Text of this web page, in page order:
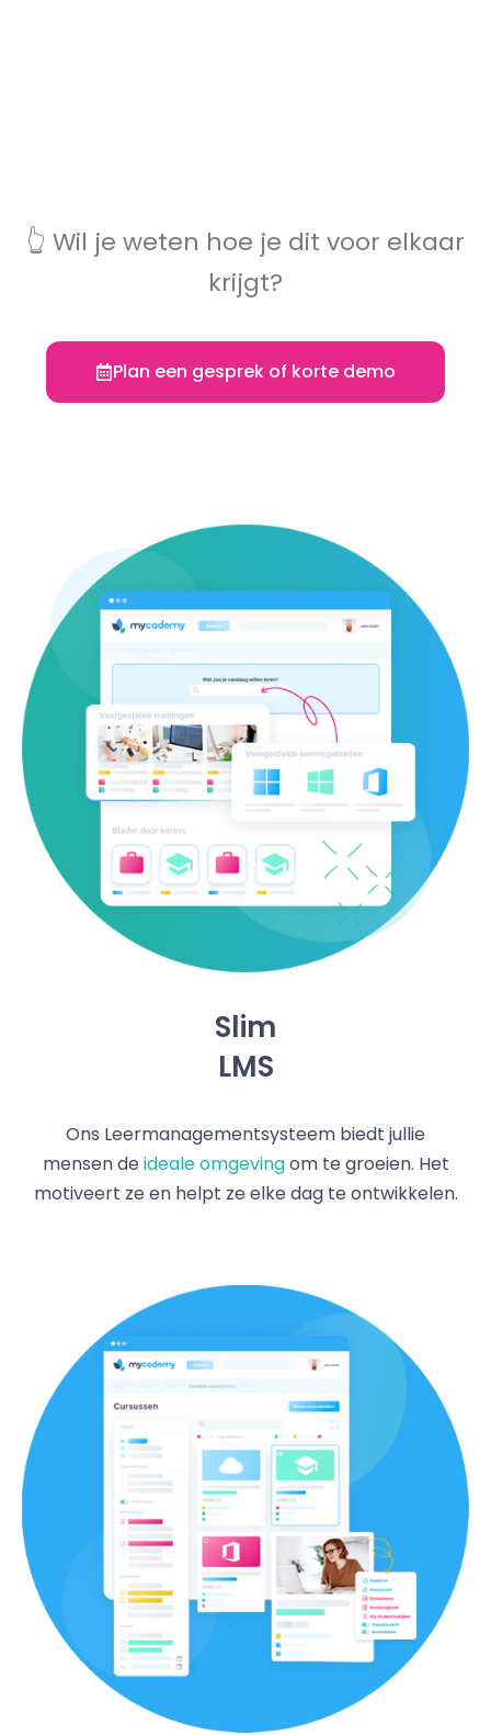
👆 Wil je weten hoe je dit voor elkaar
krijgt?
Plan een gesprek of korte demo
Slim
LMS
Ons Leermanagementsysteem biedt jullie
mensen deideale omgevingom te groeien. Het
motiveert ze en helpt ze elke dag te ontwikkelen.